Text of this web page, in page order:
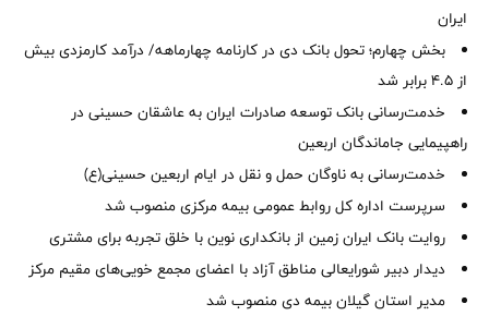
ایران
بخش چهارم؛ تحول بانک دی در کارنامه چهارماهه/ درآمد کارمزدی بیش
از ۴.۵ برابر شد
خدمت‌رسانی بانک توسعه صادرات ایران به عاشقان حسینی در
راهپیمایی جاماندگان اربعین
خدمت‌رسانی به ناوگان حمل و نقل در ایام اربعین حسینی(ع)
سرپرست اداره کل روابط عمومی بیمه مرکزی منصوب شد
روایت بانک ایران زمین از بانکداری نوین با خلق تجربه برای مشتری
دیدار دبیر شورایعالی مناطق آزاد با اعضای مجمع خویی‌های مقیم مرکز
‌مدیر استان گیلان بیمه دی منصوب شد